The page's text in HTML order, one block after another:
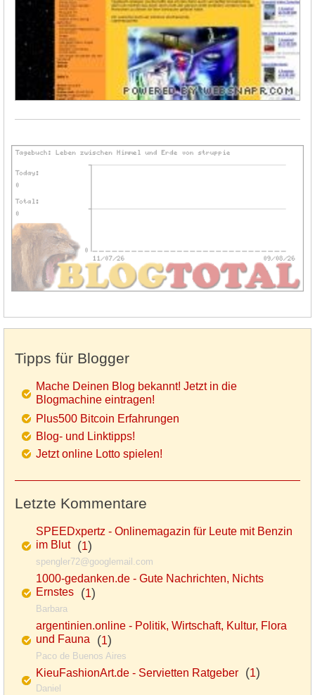
Tipps für Blogger
Mache Deinen Blog bekannt! Jetzt in die
Blogmachine eintragen!
Plus500 Bitcoin Erfahrungen
Blog- und Linktipps!
Jetzt online Lotto spielen!
Letzte Kommentare
SPEEDxpertz - Onlinemagazin für Leute mit Benzin
im Blut(1)
spengler72@googlemail.com
1000-gedanken.de - Gute Nachrichten, Nichts
Ernstes (1)
Barbara
argentinien.online - Politik, Wirtschaft, Kultur, Flora
und Fauna (1)
Paco de Buenos Aires
KieuFashionArt.de - Servietten Ratgeber (1)
Daniel